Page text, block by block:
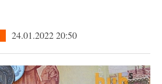
24.01.2022 20:50